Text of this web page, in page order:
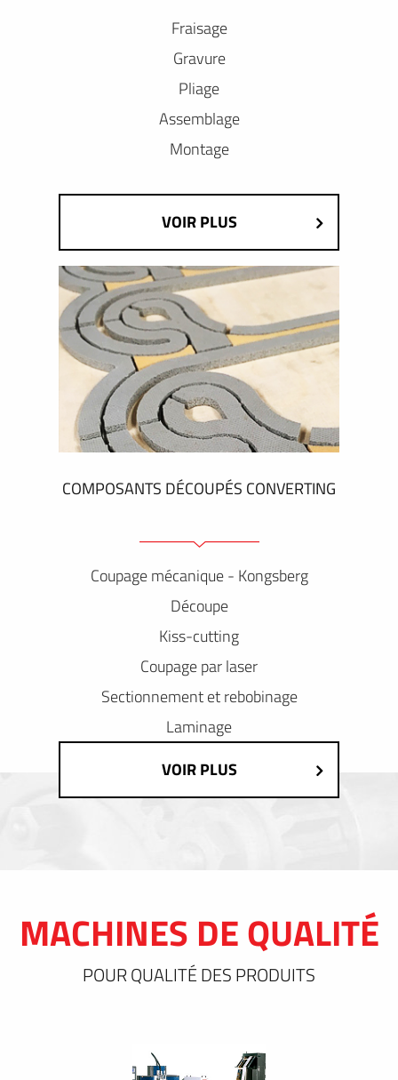
Fraisage
Gravure
Pliage
Assemblage
Montage
VOIR PLUS
COMPOSANTS DÉCOUPÉS CONVERTING
Coupage mécanique - Kongsberg
Découpe
Kiss-cutting
Coupage par laser
Sectionnement et rebobinage
Laminage
VOIR PLUS
MACHINES DE QUALITÉ
POUR QUALITÉ DES PRODUITS